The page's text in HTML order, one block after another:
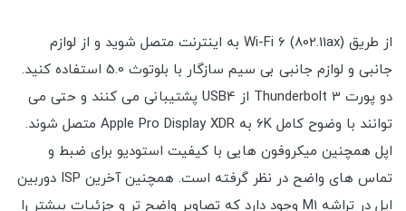
از طریق Wi-Fi 6 (802.11ax) به اینترنت متصل شوید و از لوازم
جانبی و لوازم جانبی بی سیم سازگار با بلوتوث 5.0 استفاده کنید.
دو پورت Thunderbolt 3 از USB4 پشتیبانی می کنند و حتی می
توانند با وضوح کامل 6K به Apple Pro Display XDR متصل شوند.
اپل همچنین میکروفون هایی با کیفیت استودیو برای ضبط و
تماس های واضح در نظر گرفته است. همچنین آخرین ISP دوربین
اپل در تراشه M1 وجود دارد که تصاویر واضح تر و جزئیات بیشتر را